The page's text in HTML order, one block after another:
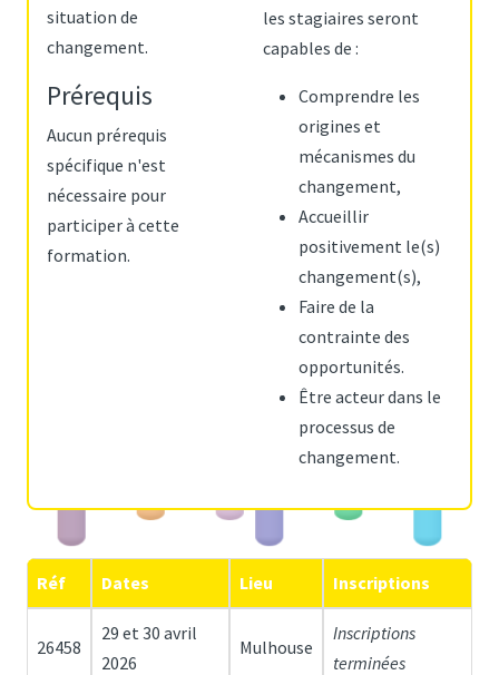
situation de
changement.
Prérequis
Aucun prérequis
spécifique n'est
nécessaire pour
participer à cette
formation.
les stagiaires seront
capables de :
Comprendre les
origines et
mécanismes du
changement,
Accueillir
positivement le(s)
changement(s),
Faire de la
contrainte des
opportunités.
Être acteur dans le
processus de
changement.
Réf Dates Lieu Inscriptions
26458
29 et 30 avril
2026
Mulhouse
Inscriptions
terminées